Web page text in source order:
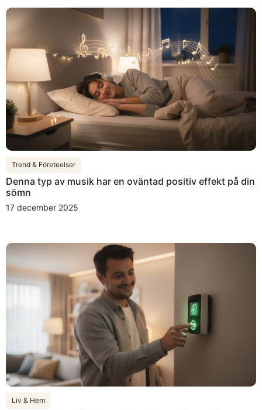
Trend & Företeelser
Denna typ av musik har en oväntad positiv effekt på din
sömn
17 december 2025
Liv & Hem